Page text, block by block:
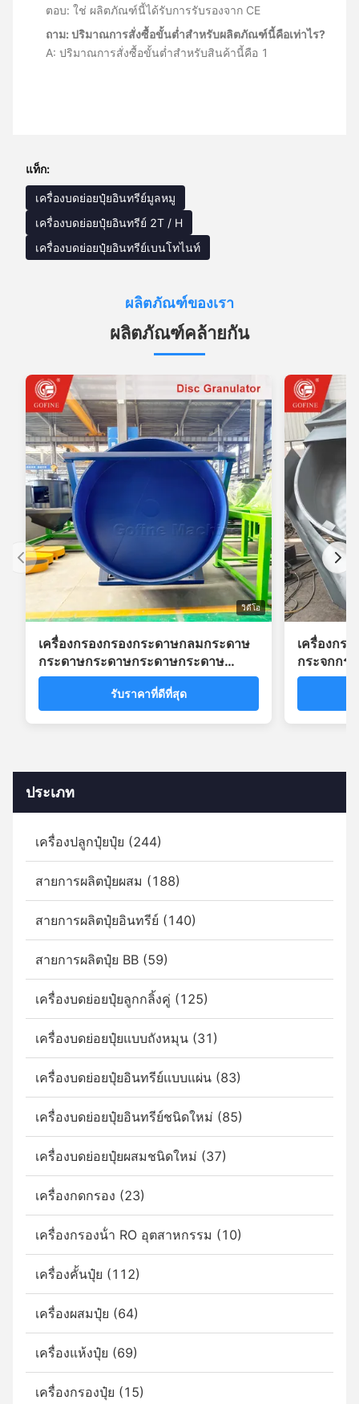
ตอบ: ใช่ ผลิตภัณฑ์นี้ได้รับการรับรองจาก CE
ถาม: ปริมาณการสั่งซื้อขั้นต่ำสำหรับผลิตภัณฑ์นี้คือเท่าไร?
A: ปริมาณการสั่งซื้อขั้นต่ำสำหรับสินค้านี้คือ 1
แท็ก:
เครื่องบดย่อยปุ๋ยอินทรีย์มูลหมู
เครื่องบดย่อยปุ๋ยอินทรีย์ 2T / H
เครื่องบดย่อยปุ๋ยอินทรีย์เบนโทไนท์
ผลิตภัณฑ์ของเรา
ผลิตภัณฑ์คล้ายกัน
วิดีโอ
เครื่องกรองกรองกระดาษกลมกระดาษ
กระดาษกระดาษกระดาษกระดาษ
กระดาษกระดาษกระดาษกระดาษ
กระดาษกระดาษกระดาษกระดาษ
กระดาษกระดาษกระดาษกระดาษ
รับราคาที่ดีที่สุด
เครื่องกร
กระจกกร
ประเภท
เครื่องปลูกปุ๋ยปุ๋ย (244)
สายการผลิตปุ๋ยผสม (188)
สายการผลิตปุ๋ยอินทรีย์ (140)
สายการผลิตปุ๋ย BB (59)
เครื่องบดย่อยปุ๋ยลูกกลิ้งคู่ (125)
เครื่องบดย่อยปุ๋ยแบบถังหมุน (31)
เครื่องบดย่อยปุ๋ยอินทรีย์แบบแผ่น (83)
เครื่องบดย่อยปุ๋ยอินทรีย์ชนิดใหม่ (85)
เครื่องบดย่อยปุ๋ยผสมชนิดใหม่ (37)
เครื่องกดกรอง (23)
เครื่องกรองน้ํา RO อุตสาหกรรม (10)
เครื่องคั้นปุ๋ย (112)
เครื่องผสมปุ๋ย (64)
เครื่องแห้งปุ๋ย (69)
เครื่องกรองปุ๋ย (15)